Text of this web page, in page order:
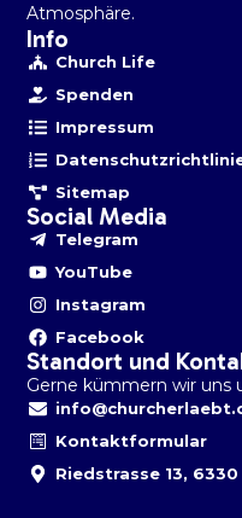
Atmosphäre.
Info
Church Life
Spenden
Impressum
Sitemap
Social Media
Telegram
YouTube
Instagram
Facebook
Standort und
Gerne kümmern wir uns
Kontaktformular
Riedstrasse 13, 6330